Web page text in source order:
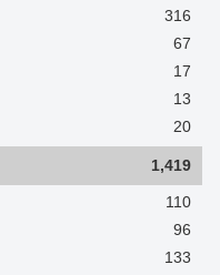
316
67
17
13
20
1,419
110
96
133